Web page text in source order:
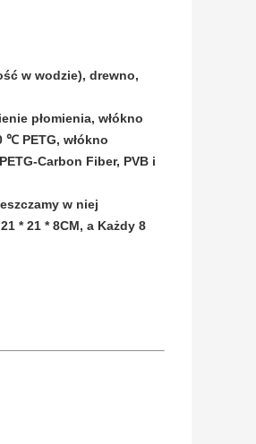
w wodzie), drewno,
płomienia, włókno
PETG, włókno
Carbon Fiber, PVB i
w niej
* 21 * 8CM, a Każdy 8